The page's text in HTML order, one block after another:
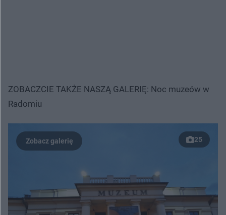
ZOBACZCIE TAKŻE NASZĄ GALERIĘ: Noc muzeów w
Radomiu
25